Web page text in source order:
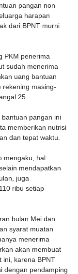
pangan non
harapan
dari BPNT murni
PKM penerima
sudah menerima
uang bantuan
rekening masing-
25.
pangan ini
memberikan nutrisi
dan tepat waktu.
mengaku, hal
mendapatkan
juga
ribu setiap
bulan Mei dan
syarat muatan
menerima
akan membuat
ini, karena BPNT
dengan pendamping